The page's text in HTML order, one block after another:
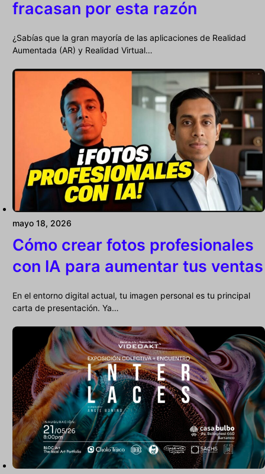
fracasan por esta razón
¿Sabías que la gran mayoría de las aplicaciones de Realidad
Aumentada (AR) y Realidad Virtual…
mayo 18, 2026
Cómo crear fotos profesionales
con IA para aumentar tus ventas
En el entorno digital actual, tu imagen personal es tu principal
carta de presentación. Ya…